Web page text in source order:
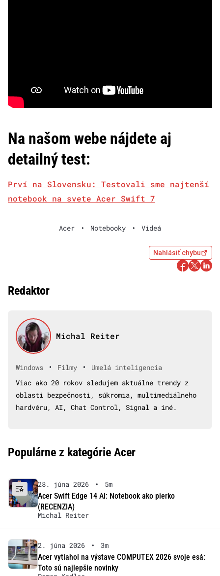
Na našom webe nájdete aj
detailný test:
Prví na Slovensku: Testovali sme najtenší
notebook na svete Acer Swift 7
Acer • Notebooky • Videá
Nahlásiť chybu
Redaktor
Michal Reiter
Windows • Filmy •
Umelá inteligencia
Viac ako 20 rokov sledujem aktuálne trendy z
oblasti bezpečnosti, súkromia, multimediálneho
hardvéru, AI, Chat Control, Signal a iné.
Populárne z kategórie Acer
28. júna 2026 •
5m
Acer Swift Edge 14 AI: Notebook ako pierko
(RECENZIA)
Michal Reiter
2. júna 2026 •
3m
Acer vytiahol na výstave COMPUTEX 2026 svoje esá:
Toto sú najlepšie novinky